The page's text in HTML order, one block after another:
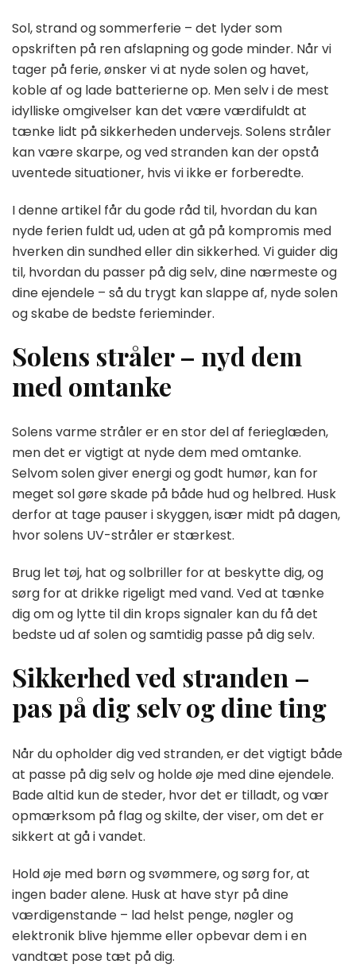
Sol, strand og sommerferie – det lyder som
opskriften på ren afslapning og gode minder. Når vi
tager på ferie, ønsker vi at nyde solen og havet,
koble af og lade batterierne op. Men selv i de mest
idylliske omgivelser kan det være værdifuldt at
tænke lidt på sikkerheden undervejs. Solens stråler
kan være skarpe, og ved stranden kan der opstå
uventede situationer, hvis vi ikke er forberedte.
I denne artikel får du gode råd til, hvordan du kan
nyde ferien fuldt ud, uden at gå på kompromis med
hverken din sundhed eller din sikkerhed. Vi guider dig
til, hvordan du passer på dig selv, dine nærmeste og
dine ejendele – så du trygt kan slappe af, nyde solen
og skabe de bedste ferieminder.
Solens stråler – nyd dem
med omtanke
Solens varme stråler er en stor del af ferieglæden,
men det er vigtigt at nyde dem med omtanke.
Selvom solen giver energi og godt humør, kan for
meget sol gøre skade på både hud og helbred. Husk
derfor at tage pauser i skyggen, især midt på dagen,
hvor solens UV-stråler er stærkest.
Brug let tøj, hat og solbriller for at beskytte dig, og
sørg for at drikke rigeligt med vand. Ved at tænke
dig om og lytte til din krops signaler kan du få det
bedste ud af solen og samtidig passe på dig selv.
Sikkerhed ved stranden –
pas på dig selv og dine ting
Når du opholder dig ved stranden, er det vigtigt både
at passe på dig selv og holde øje med dine ejendele.
Bade altid kun de steder, hvor det er tilladt, og vær
opmærksom på flag og skilte, der viser, om det er
sikkert at gå i vandet.
Hold øje med børn og svømmere, og sørg for, at
ingen bader alene. Husk at have styr på dine
værdigenstande – lad helst penge, nøgler og
elektronik blive hjemme eller opbevar dem i en
vandtæt pose tæt på dig.